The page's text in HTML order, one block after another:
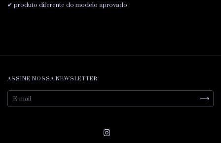
✔ produto diferente do modelo aprovado
ASSINE NOSSA NEWSLETTER